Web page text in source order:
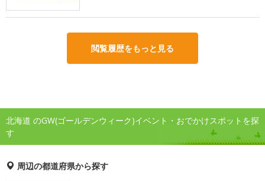
閲覧履歴をもっと見る
北海道 のGW(ゴールデンウィーク)イベント・おでかけスポットを探
す
周辺の都道府県から探す